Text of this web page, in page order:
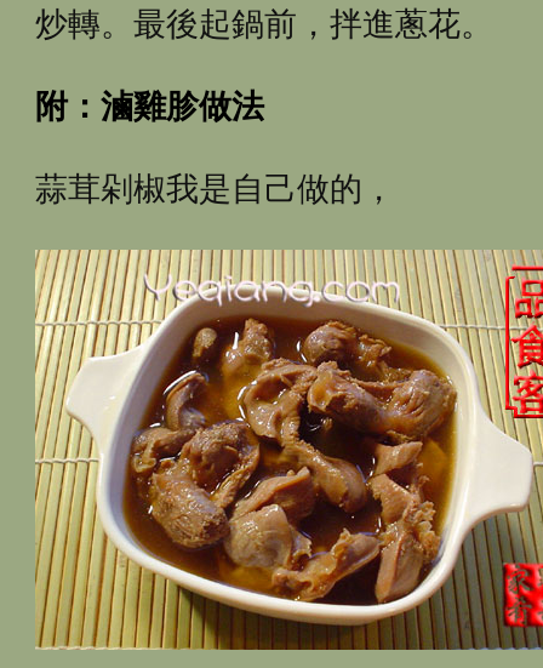
炒轉。最後起鍋前，拌進蔥花。
附：滷雞胗做法
蒜茸剁椒我是自己做的，